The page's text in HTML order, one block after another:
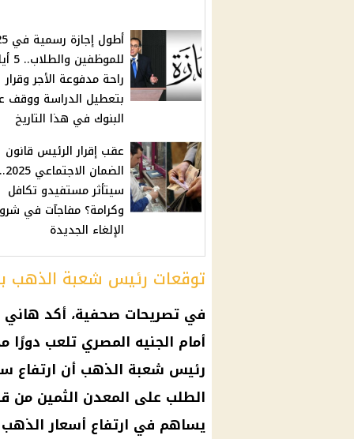
راحة مدفوعة الأجر وقرار
بتعطيل الدراسة ووقف
البنوك في هذا التاريخ
عقب إقرار الرئيس قانون
سيتأثر مستفيدو تكافل
وكرامة؟ مفاجآت في
الإلغاء الجديدة
توقعات رئيس شعبة الذهب
في تصريحات صحفية، أكد هاني
أمام الجنيه المصري تلعب
رئيس شعبة الذهب أن ارتفاع
الطلب على المعدن الثمين من
يساهم في ارتفاع أسعار